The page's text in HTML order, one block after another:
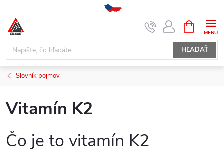
Prejsť
obsah
HĽADAŤ
KOŠÍK
Slovník pojmov
Vitamín K2
Čo je to vitamín K2